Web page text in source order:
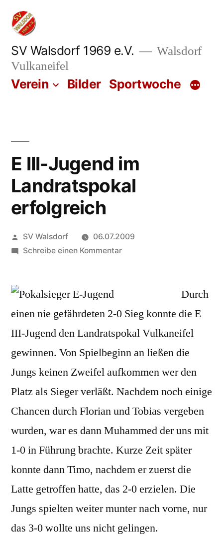
Zum
Inhalt
springen
SV Walsdorf 1969 e.V.
Walsdorf
Vulkaneifel
Verein Bilder Sportwoche
E III-Jugend im
Landratspokal
erfolgreich
Veröffentlicht
von
SV Walsdorf
06.07.2009
Schreibe einen Kommentarzu
Landratspokal
erfolgreich
Durch
einen nie gefährdeten 2-0 Sieg konnte die E
III-Jugend den Landratspokal Vulkaneifel
gewinnen. Von Spielbeginn an ließen die
Jungs keinen Zweifel aufkommen wer den
Platz als Sieger verläßt. Nachdem noch einige
Chancen durch Florian und Tobias vergeben
wurden, war es dann Muhammed der uns mit
1-0 in Führung brachte. Kurze Zeit später
konnte dann Timo, nachdem er zuerst die
Latte getroffen hatte, das 2-0 erzielen. Die
Jungs spielten weiter munter nach vorne, nur
das 3-0 wollte uns nicht gelingen.